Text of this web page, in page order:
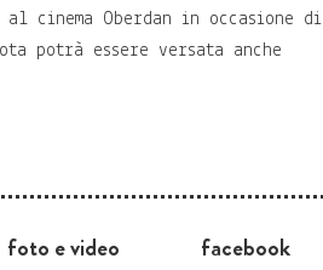
al cinema Oberdan in occasione di
potrà essere versata anche
foto e video
facebook